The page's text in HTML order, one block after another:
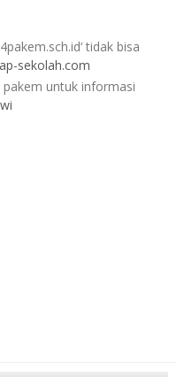
tidak bisa
sekolah.com
untuk informasi